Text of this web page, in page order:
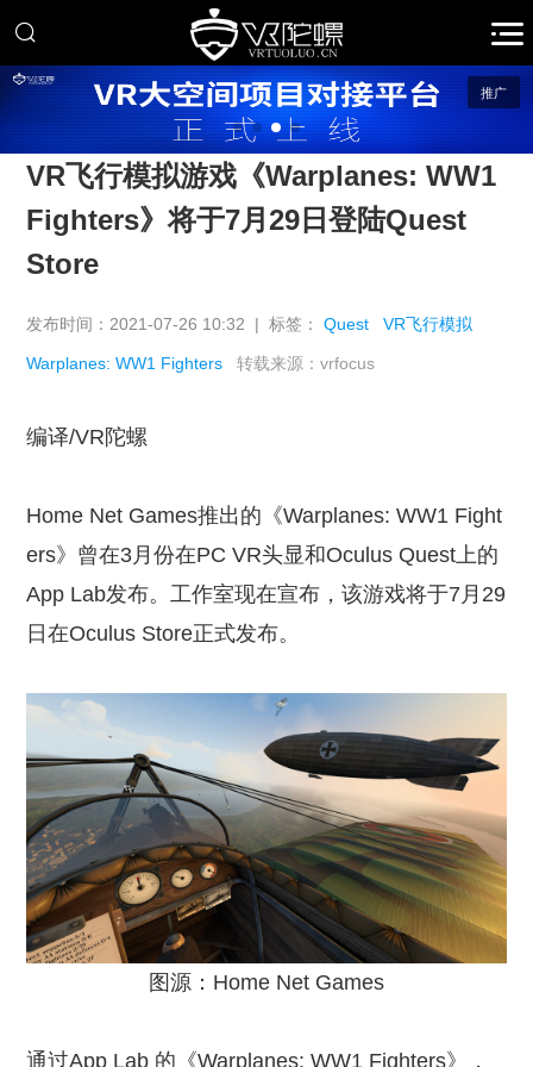
推广
VR飞行模拟游戏《Warplanes: WW1
Fighters》将于7月29日登陆Quest
Store
发布时间：2021-07-26 10:32 | 标签：Quest VR飞行模拟
Warplanes: WW1 Fighters 转载来源：vrfocus
编译/VR陀螺
Home Net Games推出的《Warplanes: WW1 Fight
ers》曾在3月份在PC VR头显和Oculus Quest上的
App Lab发布。工作室现在宣布，该游戏将于7月29
日在Oculus Store正式发布。
图源：Home Net Games
通过App Lab 的《Warplanes: WW1 Fighters》，